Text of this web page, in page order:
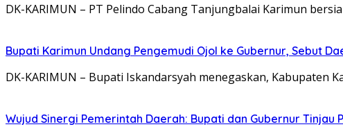
DK-KARIMUN – PT Pelindo Cabang Tanjungbalai Karimun
Bupati Karimun Undang Pengemudi Ojol ke Gubernur, Sebut
DK-KARIMUN – Bupati Iskandarsyah menegaskan, Kabupaten
Wujud Sinergi Pemerintah Daerah: Bupati dan Gubernur Tinjau